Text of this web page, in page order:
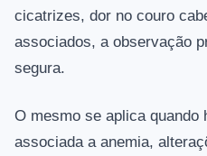
cicatrizes, dor no couro
associados, a observação
segura.
O mesmo se aplica quando
associada a anemia,